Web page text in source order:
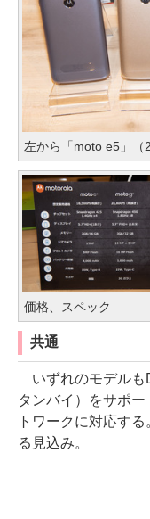
左から「moto e5」（
価格、スペック
共通
いずれのモデルも
タンバイ）をサポ
トワークに対応す
る見込み。